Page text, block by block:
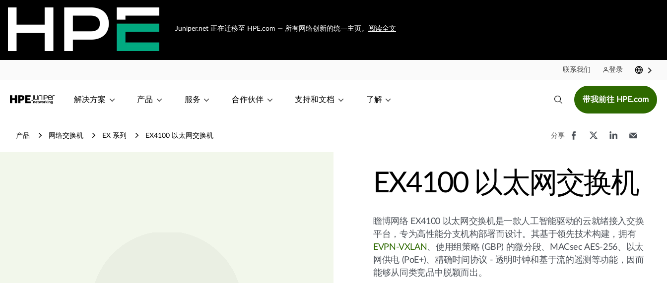
Juniper.net 正在迁移至 HPE.com — 所有网络创新的统一主页。 阅读全文
联系我们 登录
解决方案 产品 服务 合作伙伴 支持和文档 了解 带我前往 HPE.com
产品 网络交换机 EX 系列 EX4100 以太网交换机 分享
EX4100 以太网交换机
瞻博网络 EX4100 以太网交换机是一款人工智能驱动的云就绪接入交换
平台，专为高性能分支机构部署而设计。其基于领先技术构建，拥有
EVPN-VXLAN 、使用组策略 (GBP) 的微分段、MACsec AES-256、以太
网供电 (PoE+)、精确时间协议 - 透明时钟和基于流的遥测等功能，因而
能够从同类竞品中脱颖而出。